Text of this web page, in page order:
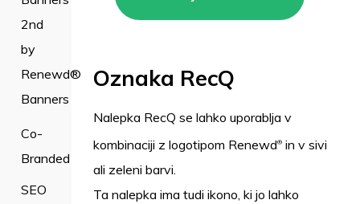
2nd
by
Renewd®
Banners
Co-
Branded
SEO
Oznaka RecQ
Nalepka RecQ se lahko uporablja v
kombinaciji z logotipom Renewd®in v sivi
ali zeleni barvi.
Ta nalepka ima tudi ikono, ki jo lahko